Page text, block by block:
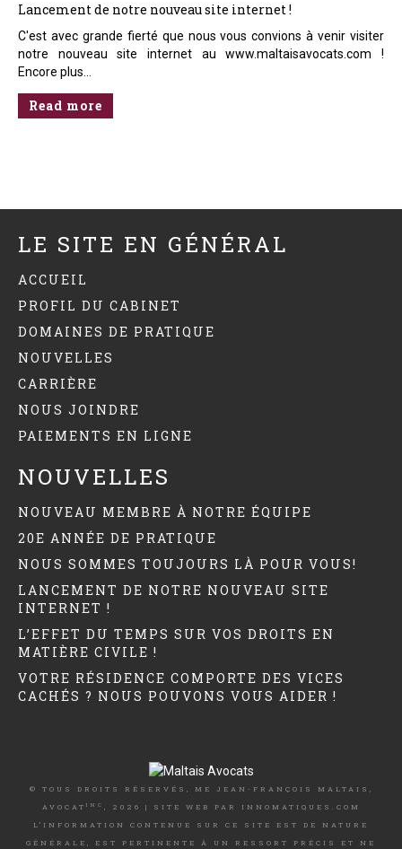
Lancement de notre nouveau site internet !
C'est avec grande fierté que nous vous convions à venir visiter
notre nouveau site internet au www.maltaisavocats.com !
Encore plus…
Read more
LE SITE EN GÉNÉRAL
ACCUEIL
PROFIL DU CABINET
DOMAINES DE PRATIQUE
NOUVELLES
CARRIÈRE
NOUS JOINDRE
PAIEMENTS EN LIGNE
NOUVELLES
NOUVEAU MEMBRE À NOTRE ÉQUIPE
20E ANNÉE DE PRATIQUE
NOUS SOMMES TOUJOURS LÀ POUR VOUS!
LANCEMENT DE NOTRE NOUVEAU SITE
INTERNET !
L’EFFET DU TEMPS SUR VOS DROITS EN
MATIÈRE CIVILE !
VOTRE RÉSIDENCE COMPORTE DES VICES
CACHÉS ? NOUS POUVONS VOUS AIDER !
© TOUS DROITS RÉSERVÉS, ME JEAN-FRANÇOIS MALTAIS,
AVOCAT INC , 2026 | SITE WEB PAR
INNOMATIQUES.COM
L’INFORMATION CONTENUE SUR CE SITE EST DE NATURE
GÉNÉRALE, EST PERTINENTE À UN RESSORT PRÉCIS ET NE